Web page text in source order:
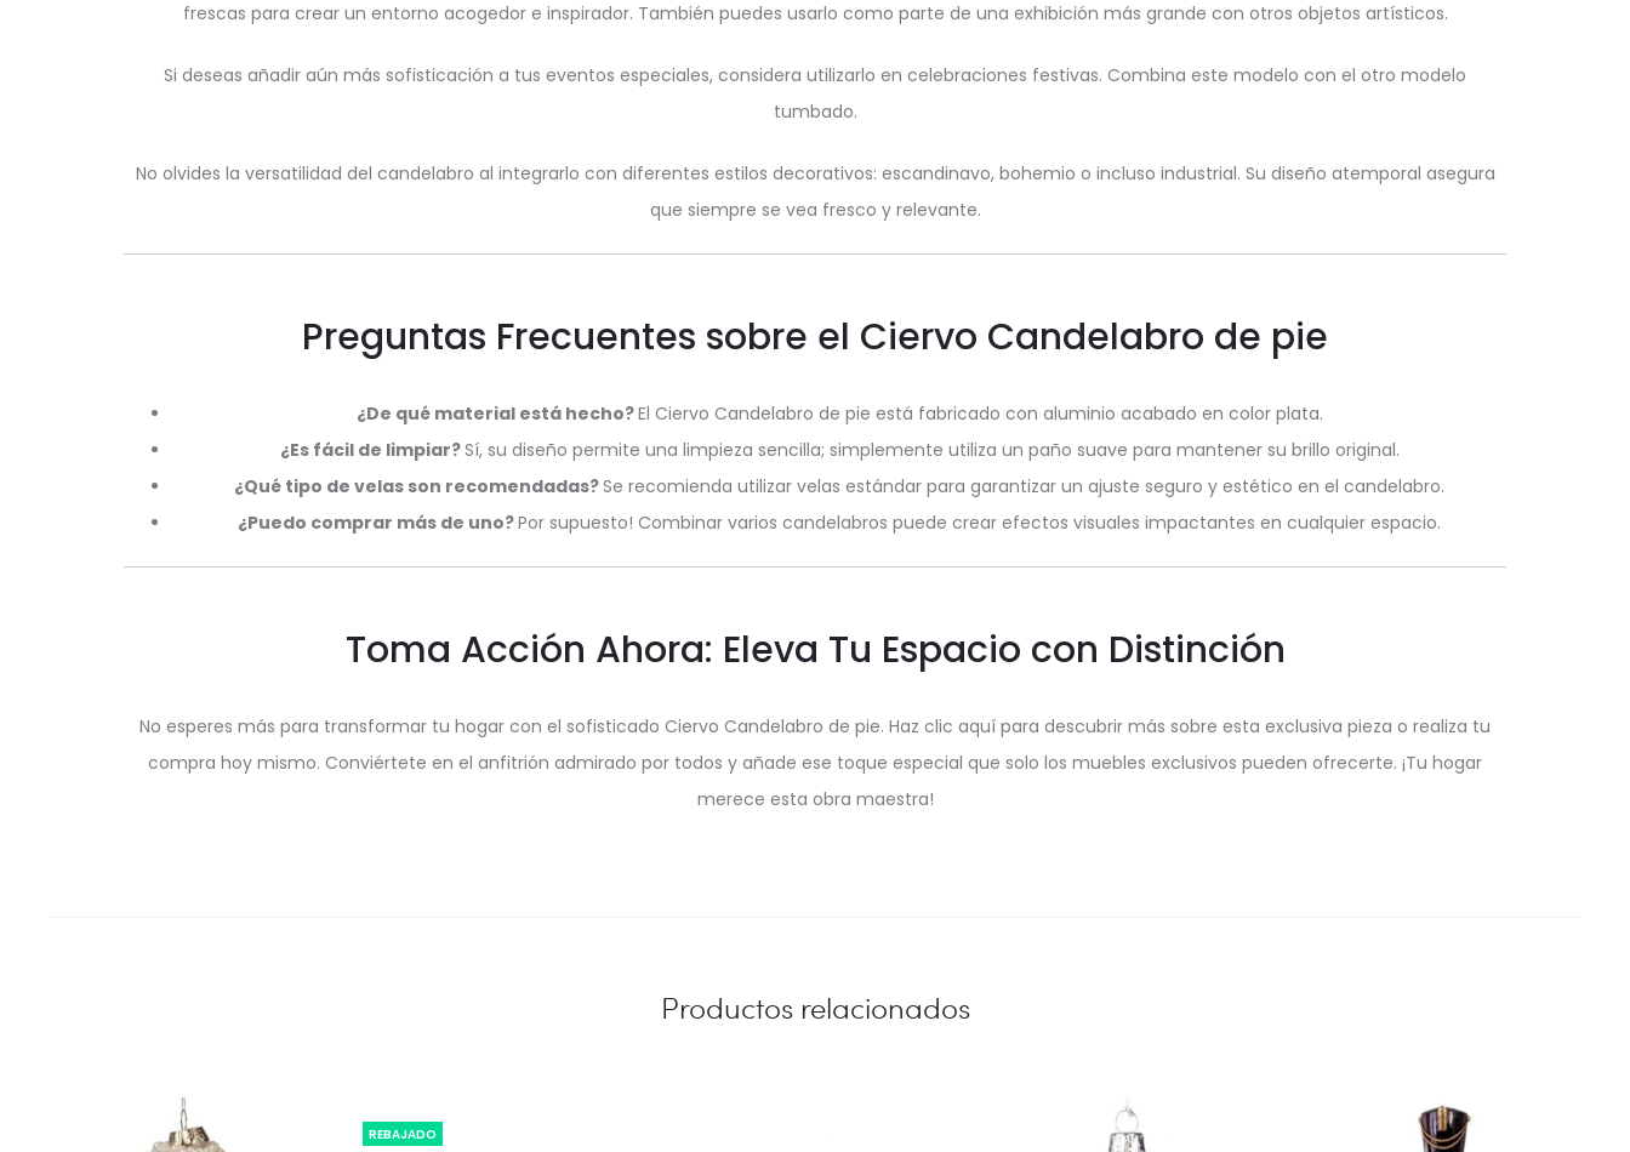
frescas para crear un entorno acogedor e inspirador. También puedes usarlo como parte de una exhibición más grande con otros objetos artísticos.
Si deseas añadir aún más sofisticación a tus eventos especiales, considera utilizarlo en celebraciones festivas. Combina este modelo con el otro modelo
tumbado.
No olvides la versatilidad del candelabro al integrarlo con diferentes estilos decorativos: escandinavo, bohemio o incluso industrial. Su diseño atemporal asegura
que siempre se vea fresco y relevante.
Preguntas Frecuentes sobre el Ciervo Candelabro de pie
¿De qué material está hecho?El Ciervo Candelabro de pie está fabricado con aluminio acabado en color plata.
¿Es fácil de limpiar?Sí, su diseño permite una limpieza sencilla; simplemente utiliza un paño suave para mantener su brillo original.
¿Qué tipo de velas son recomendadas?Se recomienda utilizar velas estándar para garantizar un ajuste seguro y estético en el candelabro.
¿Puedo comprar más de uno?Por supuesto! Combinar varios candelabros puede crear efectos visuales impactantes en cualquier espacio.
Toma Acción Ahora: Eleva Tu Espacio con Distinción
No esperes más para transformar tu hogar con el sofisticado Ciervo Candelabro de pie. Haz clic aquí para descubrir más sobre esta exclusiva pieza o realiza tu
compra hoy mismo. Conviértete en el anfitrión admirado por todos y añade ese toque especial que solo los muebles exclusivos pueden ofrecerte. ¡Tu hogar
merece esta obra maestra!
Productos relacionados
REBAJADO